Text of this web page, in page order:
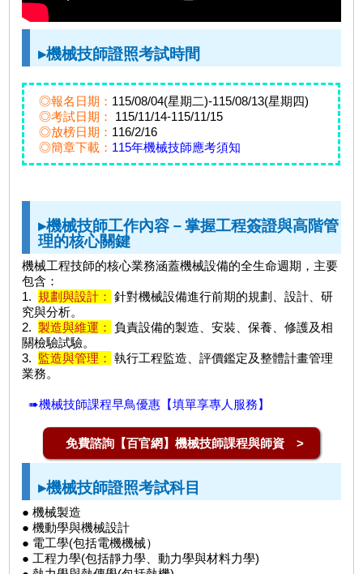
▸機械技師證照考試時間
◎報名日期： 115/08/04(星期二)-115/08/13(星期四)
◎考試日期：
115/11/14-115/11/15
◎放榜日期： 116/2/16
◎簡章下載： 115年機械技師應考須知
▸機械技師工作內容－掌握工程簽證與高階管
理的核心關鍵
機械工程技師的核心業務涵蓋機械設備的全生命週期，主要
包含：
1. 規劃與設計： 針對機械設備進行前期的規劃、設計、研
究與分析。
2. 製造與維運：
負責設備的製造、安裝、保養、修護及相
關檢驗試驗。
3. 監造與管理： 執行工程監造、評價鑑定及整體計畫管理
業務。
➠機械技師課程早鳥優惠【填單享專人服務】
免費諮詢【百官網】機械技師課程與師資 >
▸機械技師證照考試科目
● 機械製造
● 機動學與機械設計
● 電工學(包括電機機械）
● 工程力學(包括靜力學、動力學與材料力學)